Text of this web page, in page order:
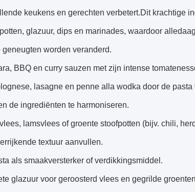
keukens en gerechten verbetert.Dit krachtige
glazuur, dips en marinades, waardoor
worden veranderd.
BBQ en curry sauzen met zijn intense
lasagne en penne alla wodka door de
de ingrediënten te harmoniseren.
lamsvlees of groente stoofpotten (bijv. chili,
textuur aanvullen.
als smaakversterker of verdikkingsmiddel.
glazuur voor geroosterd vlees en gegrilde